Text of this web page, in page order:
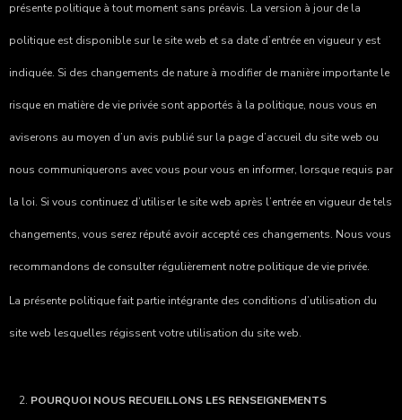
présente politique à tout moment sans préavis. La version à jour de la
politique est disponible sur le site web et sa date d’entrée en vigueur y est
indiquée. Si des changements de nature à modifier de manière importante le
risque en matière de vie privée sont apportés à la politique, nous vous en
aviserons au moyen d’un avis publié sur la page d’accueil du site web ou
nous communiquerons avec vous pour vous en informer, lorsque requis par
la loi. Si vous continuez d’utiliser le site web après l’entrée en vigueur de tels
changements, vous serez réputé avoir accepté ces changements. Nous vous
recommandons de consulter régulièrement notre politique de vie privée.
La présente politique fait partie intégrante des conditions d’utilisation du
site web lesquelles régissent votre utilisation du site web.
POURQUOI NOUS RECUEILLONS LES RENSEIGNEMENTS